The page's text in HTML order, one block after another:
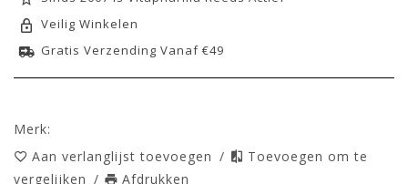
Veilig Winkelen
Gratis Verzending Vanaf €49
Merk:
Aan verlanglijst toevoegen /
Toevoegen om te
vergelijken / Afdrukken